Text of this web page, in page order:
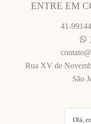
ENTRE EM
41-
Rua XV de
São
Olá,